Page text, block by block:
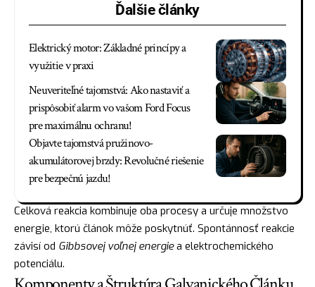
Ďalšie články
Elektrický motor: Základné princípy a
využitie v praxi
Neuveriteľné tajomstvá: Ako nastaviť a
prispôsobiť alarm vo vašom Ford Focus
pre maximálnu ochranu!
Objavte tajomstvá pružinovo-
akumulátorovej brzdy: Revolučné riešenie
pre bezpečnú jazdu!
Celková reakcia kombinuje oba procesy a určuje množstvo
energie, ktorú článok môže poskytnúť. Spontánnosť reakcie
závisí od Gibbsovej voľnej energiea elektrochemického
potenciálu.